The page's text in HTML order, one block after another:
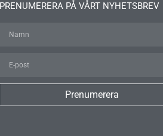
PRENUMERERA PÅ VÅRT NYHETSBREV
Prenumerera